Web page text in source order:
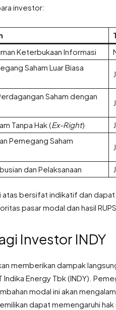
investor:
Keterbukaan Informasi
Saham Luar Biasa
Saham dengan
Tanpa Hak (Ex-Right)
Pemegang Saham
dan Pelaksanaan
atas bersifat indikatif dan
pasar modal dan hasil
Investor INDY
memberikan dampak
Indika Energy Tbk (INDY).
modal ini akan
dapat memengaruhi